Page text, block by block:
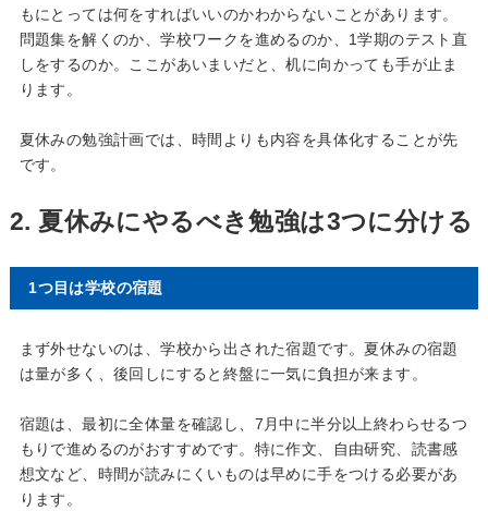
もにとっては何をすればいいのかわからないことがあります。
問題集を解くのか、学校ワークを進めるのか、1学期のテスト直
しをするのか。ここがあいまいだと、机に向かっても手が止ま
ります。
夏休みの勉強計画では、時間よりも内容を具体化することが先
です。
2. 夏休みにやるべき勉強は3つに分ける
1つ目は学校の宿題
まず外せないのは、学校から出された宿題です。夏休みの宿題
は量が多く、後回しにすると終盤に一気に負担が来ます。
宿題は、最初に全体量を確認し、7月中に半分以上終わらせるつ
もりで進めるのがおすすめです。特に作文、自由研究、読書感
想文など、時間が読みにくいものは早めに手をつける必要があ
ります。